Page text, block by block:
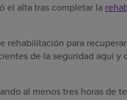
el alta tras completar la
rehabilitación para
de la seguridad aquí y
al menos tres horas de